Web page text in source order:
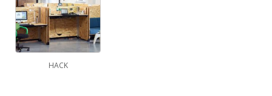
HACK